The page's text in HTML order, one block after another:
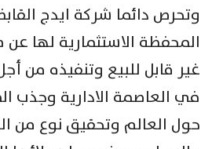
وتحرص دائما شركة ايدج
المحفظة الاستثمارية لها
غير قابل للبيع وتنفيذه من
في العاصمة الادارية وجذب
حول العالم وتحقيق نوع من